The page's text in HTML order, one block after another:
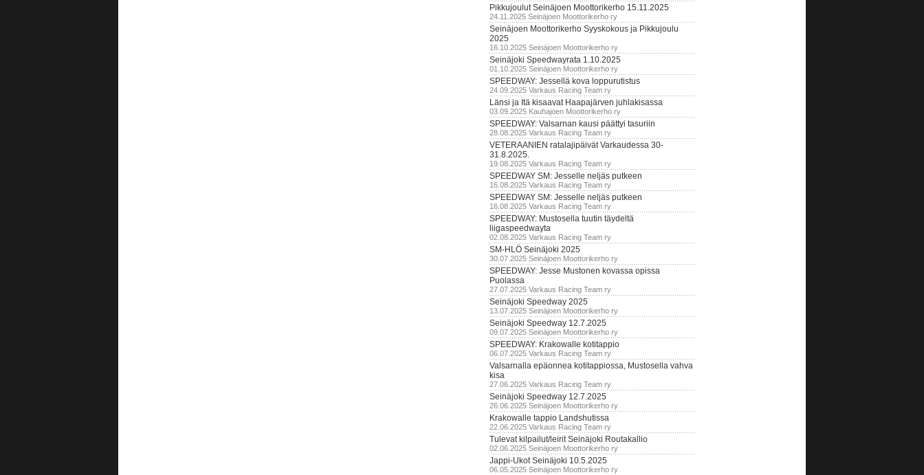
Pikkujoulut Seinäjoen Moottorikerho 15.11.2025
24.11.2025 Seinäjoen Moottorikerho ry
Seinäjoen Moottorikerho Syyskokous ja Pikkujoulu
2025
16.10.2025 Seinäjoen Moottorikerho ry
Seinäjoki Speedwayrata 1.10.2025
01.10.2025 Seinäjoen Moottorikerho ry
SPEEDWAY: Jessellä kova loppurutistus
24.09.2025 Varkaus Racing Team ry
Länsi ja Itä kisaavat Haapajärven juhlakisassa
03.09.2025 Kauhajoen Moottorikerho ry
SPEEDWAY: Valsarnan kausi päättyi tasuriin
28.08.2025 Varkaus Racing Team ry
VETERAANIEN ratalajipäivät Varkaudessa 30-
31.8.2025.
19.08.2025 Varkaus Racing Team ry
SPEEDWAY SM: Jesselle neljäs putkeen
16.08.2025 Varkaus Racing Team ry
SPEEDWAY SM: Jesselle neljäs putkeen
16.08.2025 Varkaus Racing Team ry
SPEEDWAY: Mustosella tuutin täydeltä
liigaspeedwayta
02.08.2025 Varkaus Racing Team ry
SM-HLÖ Seinäjoki 2025
30.07.2025 Seinäjoen Moottorikerho ry
SPEEDWAY: Jesse Mustonen kovassa opissa
Puolassa
27.07.2025 Varkaus Racing Team ry
Seinäjoki Speedway 2025
13.07.2025 Seinäjoen Moottorikerho ry
Seinäjoki Speedway 12.7.2025
09.07.2025 Seinäjoen Moottorikerho ry
SPEEDWAY: Krakowalle kotitappio
06.07.2025 Varkaus Racing Team ry
Valsarnalla epäonnea kotitappiossa, Mustosella vahva
kisa
27.06.2025 Varkaus Racing Team ry
Seinäjoki Speedway 12.7.2025
26.06.2025 Seinäjoen Moottorikerho ry
Krakowalle tappio Landshutissa
22.06.2025 Varkaus Racing Team ry
Tulevat kilpailut/leirit Seinäjoki Routakallio
02.06.2025 Seinäjoen Moottorikerho ry
Jappi-Ukot Seinäjoki 10.5.2025
06.05.2025 Seinäjoen Moottorikerho ry